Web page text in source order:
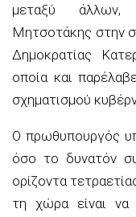
μεταξύ άλλων,
Μητσοτάκης στην
Δημοκρατίας
οποία και
σχηματισμού
Ο πρωθυπουργός
όσο το δυνατόν
ορίζοντα
τη χώρα είναι να